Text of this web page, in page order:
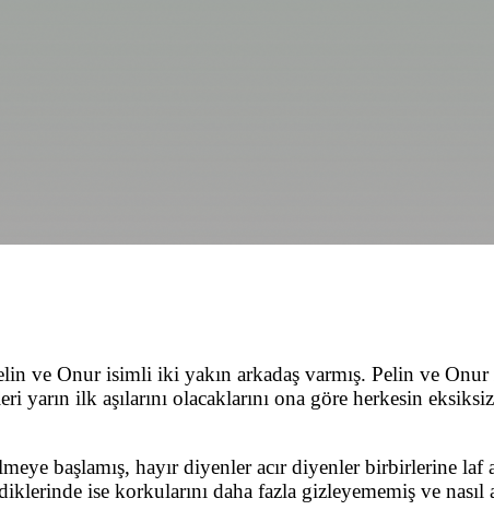
ve Onur isimli iki yakın arkadaş varmış. Pelin ve Onur
yarın ilk aşılarını olacaklarını ona göre herkesin
başlamış, hayır diyenler acır diyenler birbirlerine
ise korkularını daha fazla gizleyememiş ve nasıl